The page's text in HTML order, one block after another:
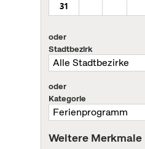
31
oder
Stadtbezirk
oder
Kategorie
Weitere Merkmale